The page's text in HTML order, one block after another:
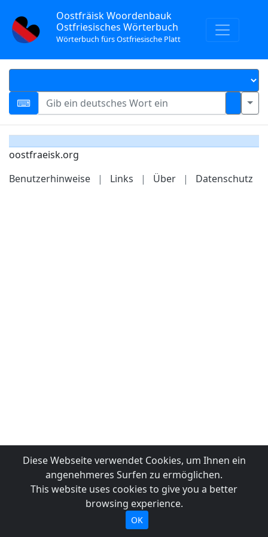
Oostfräisk Woordenbauk
Ostfriesisches Wörterbuch
Wörterbuch fürs Ostfriesische Platt
oostfraeisk.org
Benutzerhinweise
| Links | Über | Datenschutz
Diese Webseite verwendet Cookies, um Ihnen ein
angenehmeres Surfen zu ermöglichen.
This website uses cookies to give you a better
browsing experience.
OK